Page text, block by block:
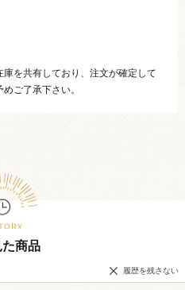
庫を共有しており、注文が確定して
ご了承下さい。
商品
履歴を残さない